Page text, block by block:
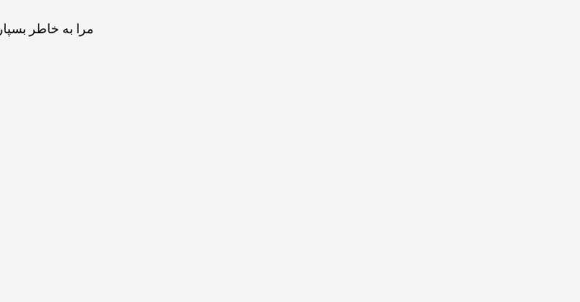
مرا به خاطر بسپار